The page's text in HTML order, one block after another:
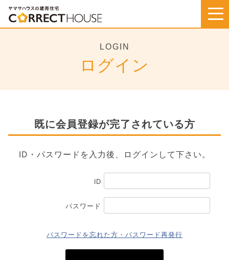
Skip
content
LOGIN
ログイン
既に会員登録が完了されている方
ID・パスワードを入力後、ログインして下さい。
ID
パスワード
パスワードを忘れた方・パスワード再発行